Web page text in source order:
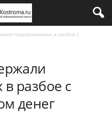
подозреваемых в разбое с
разбое с
денег